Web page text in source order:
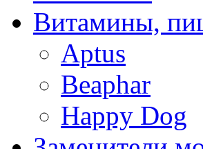
Витамины,
Aptus
Beaphar
Happy Dog